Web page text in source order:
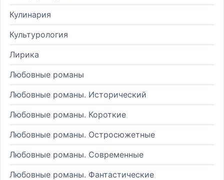
Кулинария
Культурология
Лирика
Любовные романы
Любовные романы. Исторический
Любовные романы. Короткие
Любовные романы. Остросюжетные
Любовные романы. Современные
Любовные романы. Фантастические